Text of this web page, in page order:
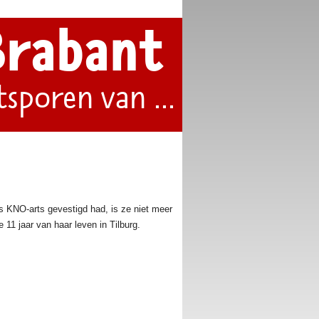
van ...
KNO-arts gevestigd had, is ze niet meer
11 jaar van haar leven in Tilburg.